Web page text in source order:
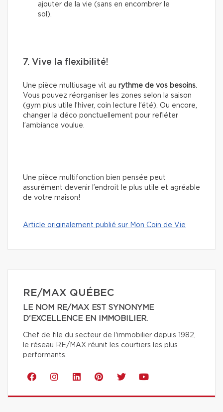
ajouter de la vie (sans en encombrer le
sol).
7. Vive la flexibilité!
Une pièce multiusage vit au rythme de vos besoins.
Vous pouvez réorganiser les zones selon la saison
(gym plus utile l’hiver, coin lecture l’été). Ou encore,
changer la déco ponctuellement pour refléter
l’ambiance voulue.
Une pièce multifonction bien pensée peut
assurément devenir l’endroit le plus utile et agréable
de votre maison!
Article originalement publié sur Mon Coin de Vie
RE/MAX QUÉBEC
LE NOM RE/MAX EST SYNONYME
D'EXCELLENCE EN IMMOBILIER.
Chef de file du secteur de l'immobilier depuis 1982,
le réseau RE/MAX réunit les courtiers les plus
performants.